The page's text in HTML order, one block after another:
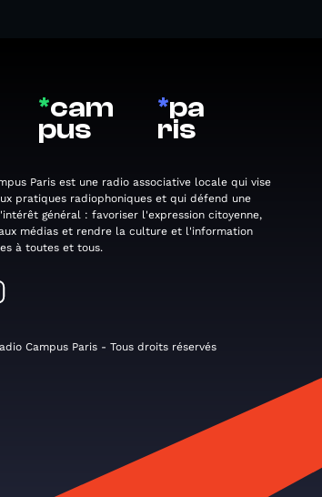
*cam
pus
*pa
ris
Paris est une radio associative locale qui vise
pratiques radiophoniques et qui défend une
général : favoriser l'expression citoyenne,
médias et rendre la culture et l'information
à toutes et tous.
Campus Paris - Tous droits réservés